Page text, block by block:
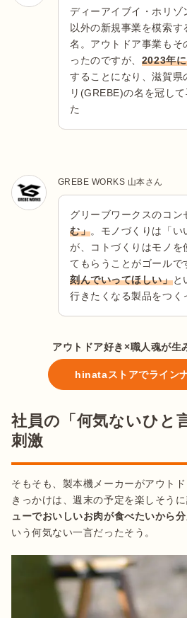
ディーアイブイ・ホリゾ
以外の新規事業を模索す
名。アウトドア事業もそ
ったのですが、 2023年
することになり、滋賀県
リ(GREBE)の名を冠し
た
GREBE WORKS 山本さん
グリーブワークスのコン
む」。モノづくりは「い
が、コトづくりはモノを
てもらうことがゴールで
刻んでいってほしい」と
行きたくなる製品をつく
アウトドア好き×職人魂が生
hinataストアでライン
社員の「何気ないひと
刺激
そもそも、製本機メーカーがアウト
きっかけは、週末の予定を楽しそうに
ューでおいしいお肉が食べたいから
いう何気ない一言だったそう。